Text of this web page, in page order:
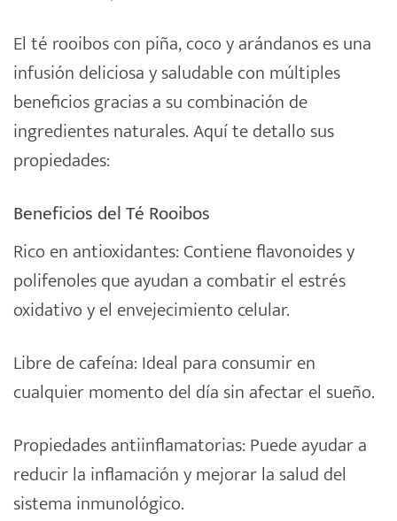
El té rooibos con piña, coco y arándanos es una
infusión deliciosa y saludable con múltiples
beneficios gracias a su combinación de
ingredientes naturales. Aquí te detallo sus
propiedades:
Beneficios del Té Rooibos
Rico en antioxidantes: Contiene flavonoides y
polifenoles que ayudan a combatir el estrés
oxidativo y el envejecimiento celular.
Libre de cafeína: Ideal para consumir en
cualquier momento del día sin afectar el sueño.
Propiedades antiinflamatorias: Puede ayudar a
reducir la inflamación y mejorar la salud del
sistema inmunológico.